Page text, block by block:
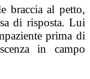
braccia al petto,
di risposta. Lui
prima di
in campo